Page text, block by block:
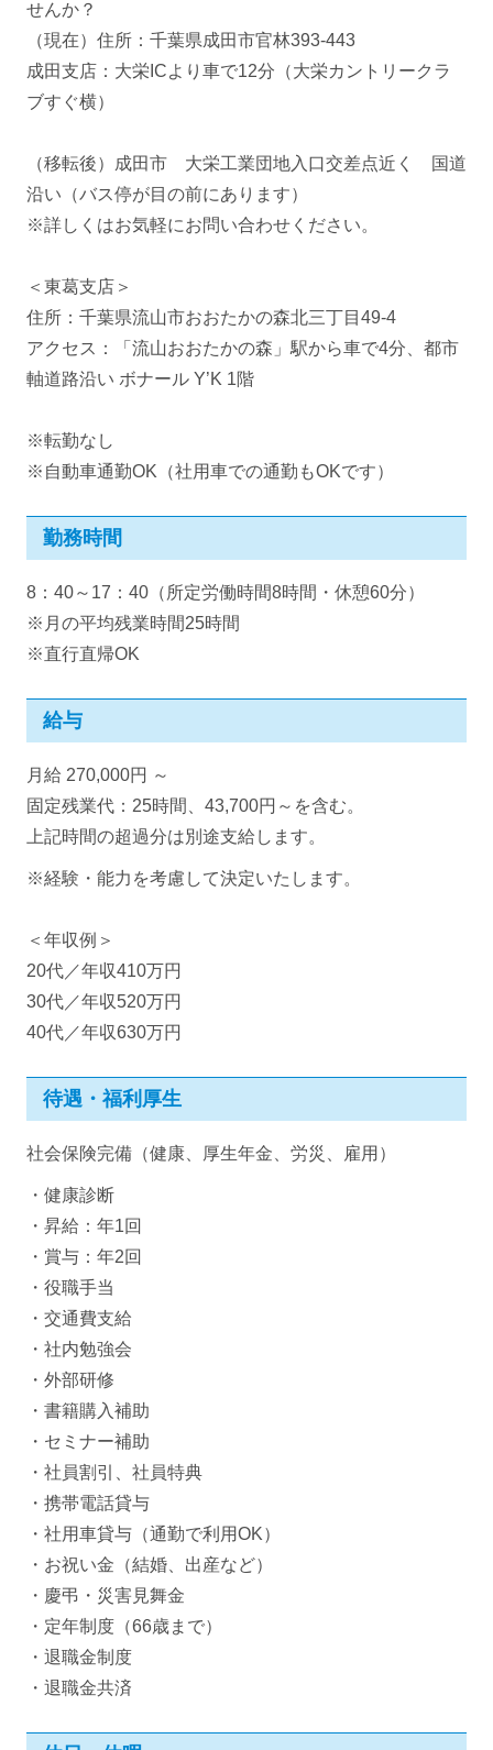
せんか？
（現在）住所：千葉県成田市官林393-443
成田支店：大栄ICより車で12分（大栄カントリークラ
ブすぐ横）
（移転後）成田市 大栄工業団地入口交差点近く 国道
沿い（バス停が目の前にあります）
※詳しくはお気軽にお問い合わせください。
＜東葛支店＞
住所：千葉県流山市おおたかの森北三丁目49-4
アクセス：「流山おおたかの森」駅から車で4分、都市
軸道路沿い ボナール Y’K 1階
※転勤なし
※自動車通勤OK（社用車での通勤もOKです）
勤務時間
8：40～17：40（所定労働時間8時間・休憩60分）
※月の平均残業時間25時間
※直行直帰OK
給与
月給 270,000円 ～
固定残業代：25時間、43,700円～を含む。
上記時間の超過分は別途支給します。
※経験・能力を考慮して決定いたします。
＜年収例＞
20代／年収410万円
30代／年収520万円
40代／年収630万円
待遇・福利厚生
社会保険完備（健康、厚生年金、労災、雇用）
・健康診断
・昇給：年1回
・賞与：年2回
・役職手当
・交通費支給
・社内勉強会
・外部研修
・書籍購入補助
・セミナー補助
・社員割引、社員特典
・携帯電話貸与
・社用車貸与（通勤で利用OK）
・お祝い金（結婚、出産など）
・慶弔・災害見舞金
・定年制度（66歳まで）
・退職金制度
・退職金共済